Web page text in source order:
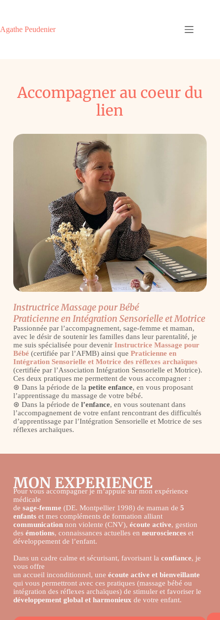
Agathe Peudenier
Accompagner au coeur du
lien
Instructrice Massage pour Bébé
Praticienne en Intégration Sensorielle et Motrice
Passionnée par l’accompagnement, sage-femme et maman,
avec le désir de soutenir les familles dans leur parentalité, je
me suis spécialisée pour devenir Instructrice Massage pour
Bébé (certifiée par l’AFMB) ainsi que Praticienne en
Intégration Sensorielle et Motrice des réflexes archaïques
(certifiée par l’Association Intégration Sensorielle et Motrice).
Ces deux pratiques me permettent de vous accompagner :
⊛ Dans la période de la petite enfance, en vous proposant
l’apprentissage du massage de votre bébé.
⊛ Dans la période de l’enfance, en vous soutenant dans
l’accompagnement de votre enfant rencontrant des difficultés
d’apprentissage par l’Intégration Sensorielle et Motrice de ses
réflexes archaïques.
MON EXPERIENCE
Pour vous accompagner je m’appuie sur mon expérience
médicale
de sage-femme (DE. Montpellier 1998) de maman de 5
enfantset mes compléments de formation alliant
communicationnon violente (CNV), écoute active, gestion
des émotions, connaissances actuelles en neuroscienceset
développement de l’enfant.
Dans un cadre calme et sécurisant, favorisant la confiance, je
vous offre
un accueil inconditionnel, une écoute active et bienveillante
qui vous permettront avec ces pratiques (massage bébé ou
intégration des réflexes archaïques) de stimuler et favoriser le
développement global et harmonieux de votre enfant.